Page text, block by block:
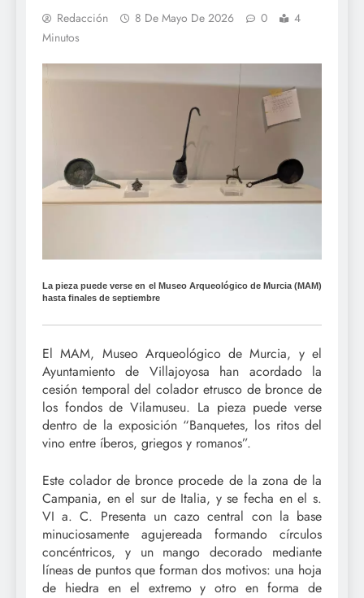
Redacción 8 De Mayo De 2026 0
4
Minutos
La pieza puede verse en el Museo Arqueológico de Murcia (MAM)
hasta finales de septiembre
El MAM, Museo Arqueológico de Murcia, y el
Ayuntamiento de Villajoyosa han acordado la
cesión temporal del colador etrusco de bronce de
los fondos de Vilamuseu. La pieza puede verse
dentro de la exposición “Banquetes, los ritos del
vino entre íberos, griegos y romanos”.
Este colador de bronce procede de la zona de la
Campania, en el sur de Italia, y se fecha en el s.
VI a. C. Presenta un cazo central con la base
minuciosamente agujereada formando círculos
concéntricos, y un mango decorado mediante
líneas de puntos que forman dos motivos: una hoja
de hiedra en el extremo y otro en forma de